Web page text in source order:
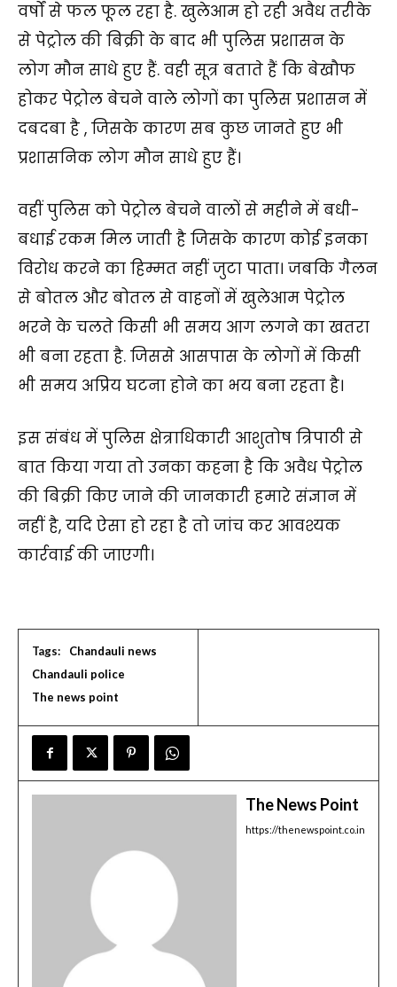
वर्षों से फल फूल रहा है. खुलेआम हो रही अवैध तरीके
से पेट्रोल की बिक्री के बाद भी पुलिस प्रशासन के
लोग मौन साधे हुए हैं. वही सूत्र बताते हैं कि बेखौफ
होकर पेट्रोल बेचने वाले लोगों का पुलिस प्रशासन में
दबदबा है , जिसके कारण सब कुछ जानते हुए भी
प्रशासनिक लोग मौन साधे हुए हैं।
वहीं पुलिस को पेट्रोल बेचने वालों से महीने में बधी-
बधाई रकम मिल जाती है जिसके कारण कोई इनका
विरोध करने का हिम्मत नहीं जुटा पाता। जबकि गैलन
से बोतल और बोतल से वाहनों में खुलेआम पेट्रोल
भरने के चलते किसी भी समय आग लगने का खतरा
भी बना रहता है. जिससे आसपास के लोगों में किसी
भी समय अप्रिय घटना होने का भय बना रहता है।
इस संबंध में पुलिस क्षेत्राधिकारी आशुतोष त्रिपाठी से
बात किया गया तो उनका कहना है कि अवैध पेट्रोल
की बिक्री किए जाने की जानकारी हमारे संज्ञान में
नहीं है, यदि ऐसा हो रहा है तो जांच कर आवश्यक
कार्रवाई की जाएगी।
Tags:
Chandauli news
Chandauli police
The news point
The News Point
https://thenewspoint.co.in